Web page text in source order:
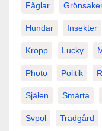
Fåglar
Hundar Insekter
Kropp Lucky
Photo Politik
Själen Smärta
Svpol Trädgård